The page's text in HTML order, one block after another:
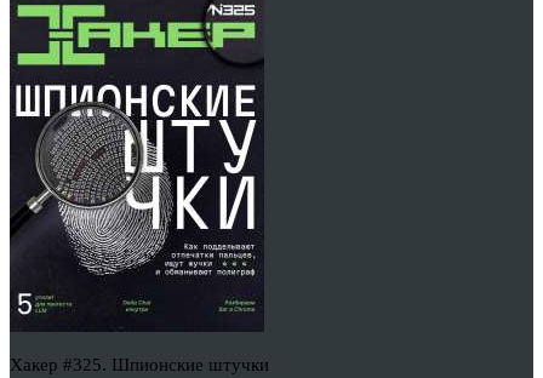
Хакер #325. Шпионские штучки